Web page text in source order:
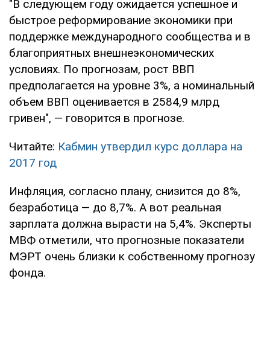
"В следующем году ожидается успешное и
быстрое реформирование экономики при
поддержке международного сообщества и в
благоприятных внешнеэкономических
условиях. По прогнозам, рост ВВП
предполагается на уровне 3%, а номинальный
объем ВВП оценивается в 2584,9 млрд
гривен", — говорится в прогнозе.
Читайте: Кабмин утвердил курс доллара на
2017 год
Инфляция, согласно плану, снизится до 8%,
безработица — до 8,7%. А вот реальная
зарплата должна вырасти на 5,4%. Эксперты
МВФ отметили, что прогнозные показатели
МЭРТ очень близки к собственному прогнозу
фонда.